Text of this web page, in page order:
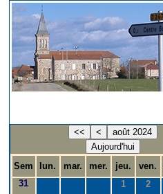
<< <
août 2024
Aujourd'hui
Sem
lun. mar. mer. jeu. ven.
31
1 2